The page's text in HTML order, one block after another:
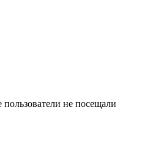
не посещали